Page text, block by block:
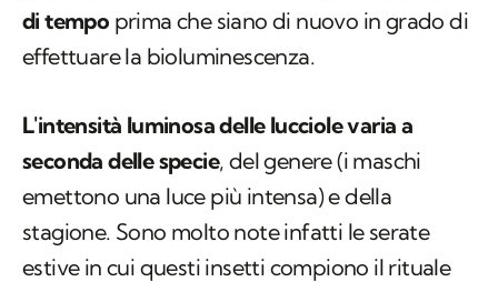
di tempo prima che siano di nuovo in grado di
effettuare la bioluminescenza.
L'intensità luminosa delle lucciole varia a
seconda delle specie, del genere (i maschi
emettono una luce più intensa) e della
stagione. Sono molto note infatti le serate
estive in cui questi insetti compiono il rituale